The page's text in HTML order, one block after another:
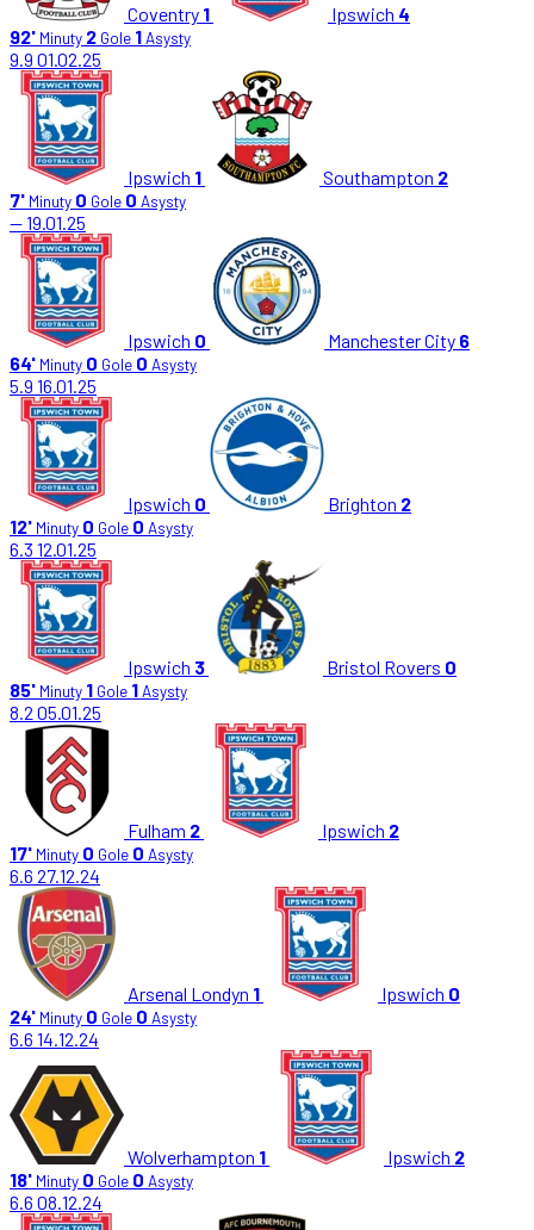
Coventry 1 Ipswich 4
92' Minuty 2 Gole 1Asysty
9.9 01.02.25
Ipswich 1 Southampton 2
7' Minuty 0 Gole 0 Asysty
—19.01.25
Ipswich 0 Manchester City 6
64' Minuty 0 Gole 0 Asysty
5.9 16.01.25
Ipswich 0 Brighton 2
12' Minuty 0 Gole 0 Asysty
6.3 12.01.25
Ipswich 3 Bristol Rovers 0
85' Minuty 1 Gole 1Asysty
8.2 05.01.25
Fulham 2 Ipswich 2
17' Minuty 0 Gole 0 Asysty
6.6 27.12.24
Arsenal Londyn 1 Ipswich 0
24' Minuty 0 Gole 0 Asysty
6.6 14.12.24
Wolverhampton 1 Ipswich 2
18' Minuty 0 Gole 0 Asysty
6.6 08.12.24